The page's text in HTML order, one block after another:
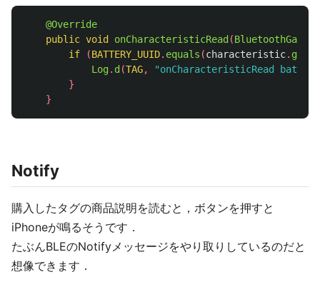
@Override
public void onCharacteristicRead (BluetoothGatt
if
(BATTERY_UUID. equals (characteristic.
Log. d (TAG,
"onCharacteristicRead
}
}
Notify
購入したタグの商品説明を読むと，ボタンを押すと
iPhoneが鳴るそうです．
たぶんBLEのNotifyメッセージをやり取りしているのだと
想像できます．